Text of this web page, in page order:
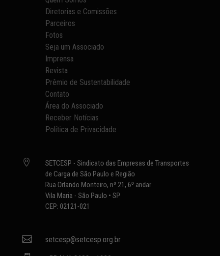
Diretorias e Comissões
Parceiros
Fotos
Seja um Associado
Imprensa
Revista
Prêmio de Sustentabilidade
Contato
Área do Associado
Receber Notícias
Política de Privacidade

SETCESP - Sindicato das Empresas de Transportes
de Carga de São Paulo e Região
Rua Orlando Monteiro, nº 21, 6º andar
Vila Maria - São Paulo • SP
CEP: 02121-021
 setcesp@setcesp.org.br